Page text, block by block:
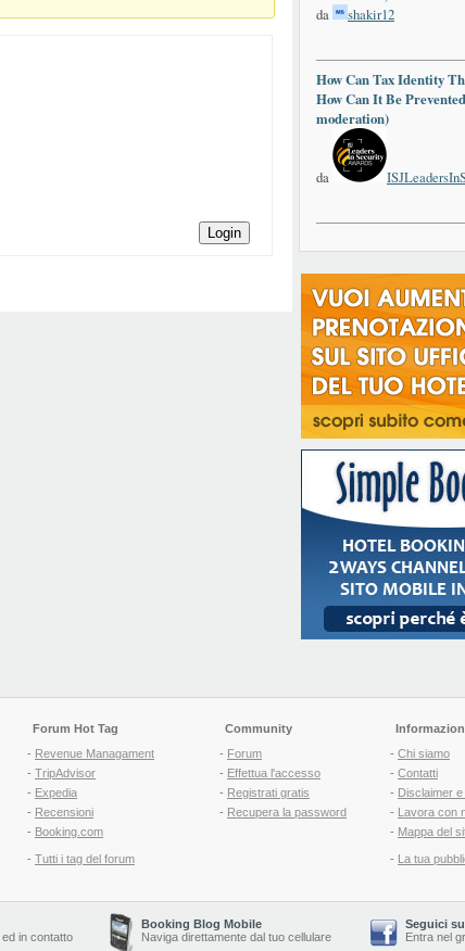
Login
da
shakir12
How Can Tax Identity
How Can It Be
moderation)
da
Forum Hot Tag
- Revenue Managament
- TripAdvisor
- Expedia
- Recensioni
- Booking.com
- Tutti i tag del forum
Community
- Forum
- Effettua l'accesso
- Registrati gratis
- Recupera la password
- Chi siamo
- Contatti
- Disclaimer
- Lavora con
- Mappa del
- La tua
in contatto
Booking Blog Mobile
Naviga direttamente dal tuo cellulare
Seguici
Entra nel